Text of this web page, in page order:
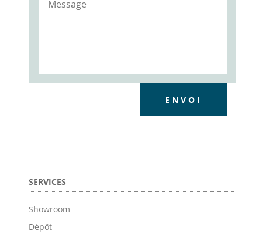
ENVOI
SERVICES
Showroom
Dépôt